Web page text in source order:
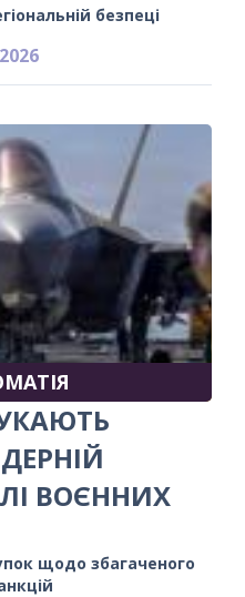
безпеці
ВОЄННИХ
щодо збагаченого